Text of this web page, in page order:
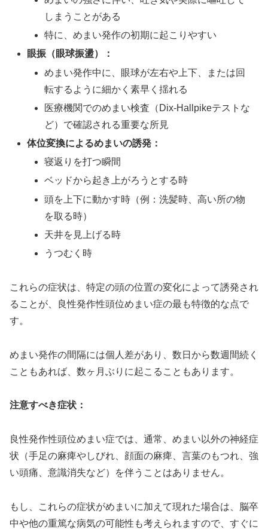
しまうことがある
特に、めまい発作の初期に起こりやすい
眼振（眼球振盪）：
めまい発作中に、眼球が左右や上下、または回
転するように細かく素早く揺れる
医療機関でのめまい検査（Dix-Hallpikeテストな
ど）で確認される重要な所見
体位変換によるめまいの誘発：
寝返りを打つ瞬間
ベッドから起き上がろうとする時
頭を上下に動かす時（例：洗髪時、高い所の物
を取る時）
天井を見上げる時
うつむく時
これらの症状は、特定の頭の位置の変化によって誘発され
ることが、良性発作性頭位めまい症の最も特徴的な点で
す。
めまい発作の間隔には個人差があり、数日から数週間続く
こともあれば、数ヶ月ぶりに起こることもあります。
注意すべき症状：
良性発作性頭位めまい症では、通常、めまい以外の神経症
状（手足の麻痺やしびれ、顔面の麻痺、言葉のもつれ、強
い頭痛、意識消失など）を伴うことはありません。
もし、これらの症状がめまいに加えて現れた場合は、脳卒
中や他の重篤な病気の可能性も考えられますので、すぐに